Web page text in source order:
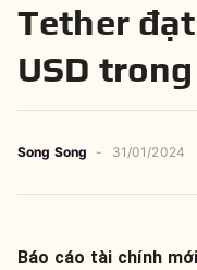
Tether
USD
Song Song - 31/01/2024
Báo cáo tài chính